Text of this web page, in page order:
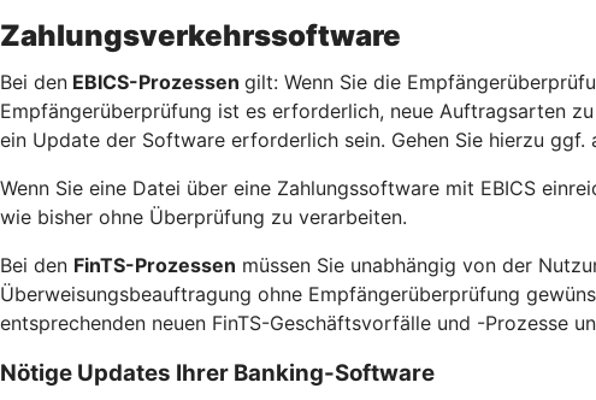
Zahlungsverkehrssoftware
Bei den EBICS-Prozessen gilt: Wenn Sie die
Empfängerüberprüfung ist es erforderlich, neue Auftragsarten
ein Update der Software erforderlich sein. Gehen Sie hierzu
Wenn Sie eine Datei über eine Zahlungssoftware mit EBICS
wie bisher ohne Überprüfung zu verarbeiten.
Bei den FinTS-Prozessen müssen Sie unabhängig von der
Überweisungsbeauftragung ohne Empfängerüberprüfung
entsprechenden neuen FinTS-Geschäftsvorfälle und -Prozesse
Nötige Updates Ihrer Banking-Software